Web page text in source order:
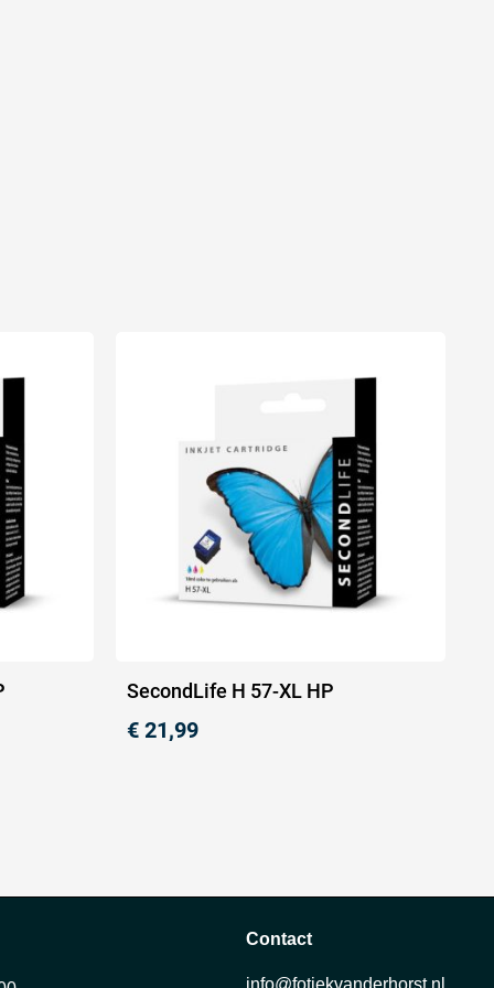
SecondLife H 57-XL HP
€ 21,99
Contact
info@fotiekvanderhorst.nl